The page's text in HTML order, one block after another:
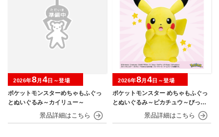
ポケットモンスターめちゃもふぐっ
とぬいぐるみ～カイリュー～
2026年8月 4日～登場
ポケットモンスター めちゃもふぐっ
とぬいぐるみ～ピカチュウ～びっく
2026年8月 4日～登場